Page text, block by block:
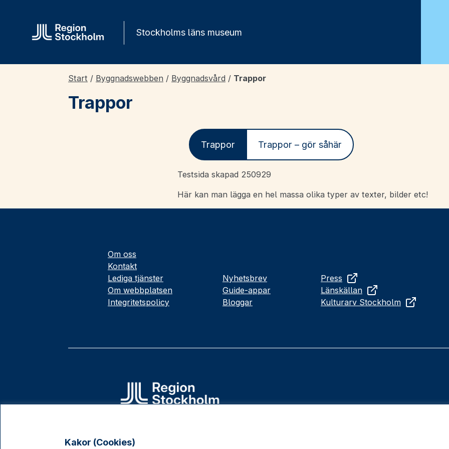
Kakor (Cookies)
Stockholms läns museum
Start / Byggnadswebben / Byggnadsvård / Trappor
Trappor
Trappor Trappor – gör såhär
Testsida skapad 250929
Här kan man lägga en hel massa olika typer av texter, bilder etc!
Om oss
Kontakt
Lediga tjänster
Om webbplatsen
Integritetspolicy
Nyhetsbrev
Guide-appar
Bloggar
Press
Länskällan
Kulturarv Stockholm